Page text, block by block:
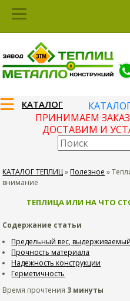
КАТАЛОГ
ПРИНИМАЕМ
ДОСТАВИМ И
КАТАЛОГ ТЕПЛИЦ» Полезное »
внимание
ТЕПЛИЦА ИЛИ НА ЧТО
Содержание статьи
Предельный вес,
Прочность материала
Надежность конструкции
Герметичность
Время прочтения 3 минуты